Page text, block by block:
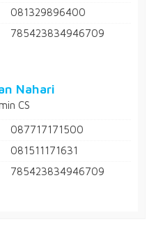
081329896400
785423834946709
Nahari
CS
087717171500
081511171631
785423834946709